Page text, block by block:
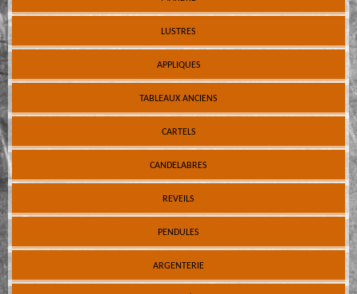
LUSTRES
APPLIQUES
TABLEAUX ANCIENS
CARTELS
CANDELABRES
REVEILS
PENDULES
ARGENTERIE